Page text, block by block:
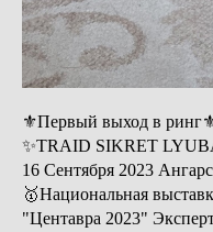
⚜Первый выход в
✨TRAID SIKRET
16 Сентября 2023
🥇Национальная
"Центавра 2023"